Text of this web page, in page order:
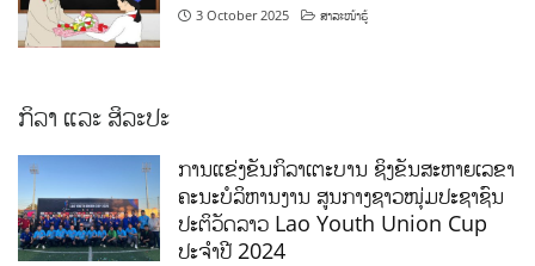
3 October 2025 ສາລະໜ້າຮູ້
ກິລາ ແລະ ສິລະປະ
ການແຂ່ງຂັນກິລາເຕະບານ ຊິງຂັນສະຫາຍເລຂາ
ຄະນະບໍລິຫານງານ ສູນກາງຊາວໜຸ່ມປະຊາຊົນ
ປະຕິວັດລາວ Lao Youth Union Cup
ປະຈຳປີ 2024